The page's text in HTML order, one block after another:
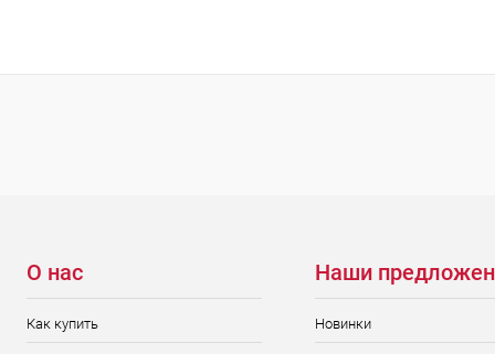
О нас
Как купить
Наши
Новинки